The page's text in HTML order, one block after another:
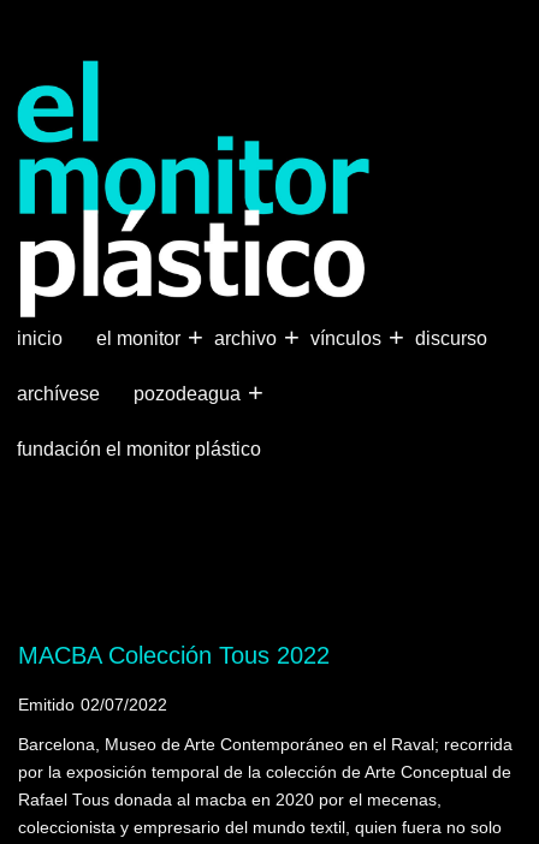
principal
inicio +
el monitor +
archivo +
vínculos discurso
archívese +
pozodeagua
fundación el monitor plástico
MACBA Colección Tous 2022
Emitido 02/07/2022
Barcelona, Museo de Arte Contemporáneo en el Raval; recorrida
por la exposición temporal de la colección de Arte Conceptual de
Rafael Tous donada al macba en 2020 por el mecenas,
coleccionista y empresario del mundo textil, quien fuera no solo